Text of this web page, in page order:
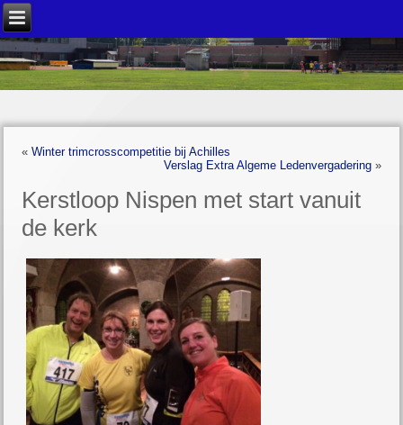
«Winter trimcrosscompetitie bij Achilles
Verslag Extra Algeme Ledenvergadering»
Kerstloop Nispen met start vanuit
de kerk